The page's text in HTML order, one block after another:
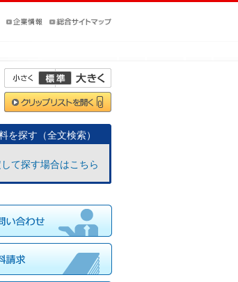
を探す（全文検索）
て探す場合はこちら